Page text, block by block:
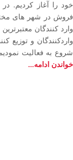
فروش در شهر های
وارد كنندگان
وارد‏کنندگان و توزیع‏
شروع به فعاليت نمودیم. از سال 1395 بازاریابی
خواندن ادامه...